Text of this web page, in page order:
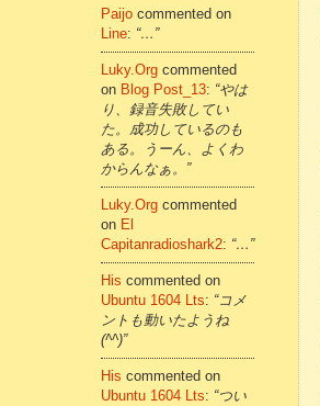
Paijo commented on
Line: “…”
Luky.org commented
on Blog Post_13: “やは
り、録音失敗してい
た。成功しているのも
ある。うーん、よくわ
からんなぁ。”
Luky.org commented
on El
Capitanradioshark2: “…”
His commented on
Ubuntu 1604 Lts: “コメ
ントも動いたようね
(^^)”
His commented on
Ubuntu 1604 Lts: “つい